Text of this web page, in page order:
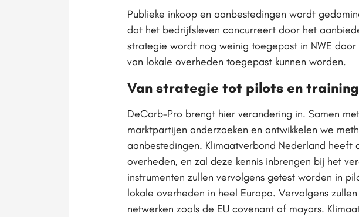
Publieke inkoop en aanbestedingen wordt
dat het bedrijfsleven concurreert door het
strategie wordt nog weinig toegepast in NWE
van lokale overheden toegepast kunnen worden.
Van strategie tot pilots en
DeCarb-Pro brengt hier verandering in. Samen
marktpartijen onderzoeken en ontwikkelen we
aanbestedingen. Klimaatverbond Nederland
overheden, en zal deze kennis inbrengen bij het
instrumenten zullen vervolgens getest worden in
lokale overheden in heel Europa. Vervolgens
netwerken zoals de EU covenant of mayors.